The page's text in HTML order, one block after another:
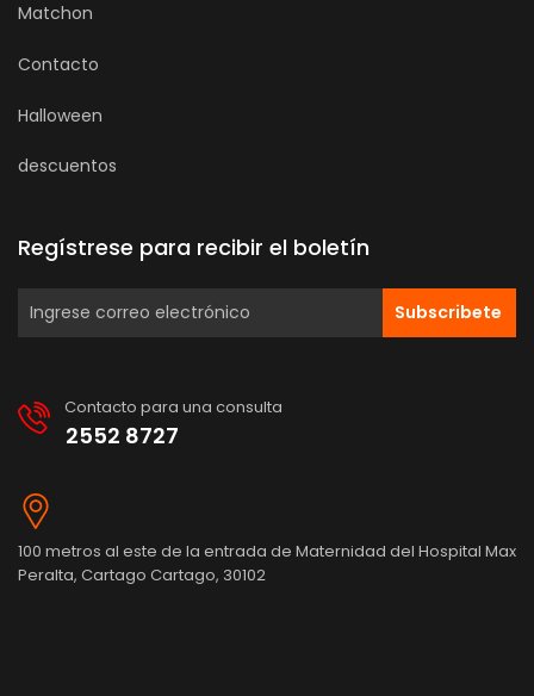
Matchon
Contacto
Halloween
descuentos
Regístrese para recibir el boletín
Subscribete
Contacto para una consulta
2552 8727
100 metros al este de la entrada de Maternidad del Hospital Max
Peralta, Cartago Cartago, 30102